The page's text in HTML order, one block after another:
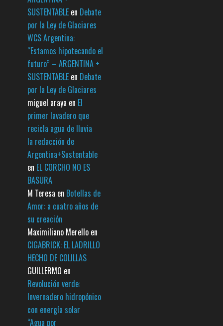
SUSTENTABLE en Debate
por la Ley de Glaciares
WCS Argentina:
“Estamos hipotecando el
futuro” – ARGENTINA +
SUSTENTABLE en Debate
por la Ley de Glaciares
miguel araya en El
primer lavadero que
recicla agua de lluvia
la redacción de
Argentina+Sustentable
en EL CORCHO NO ES
BASURA
M Teresa en Botellas de
Amor: a cuatro años de
su creación
Maximiliano Merello en
CIGABRICK: EL LADRILLO
HECHO DE COLILLAS
GUILLERMO en
Revolución verde:
Invernadero hidropónico
con energía solar
“Agua por